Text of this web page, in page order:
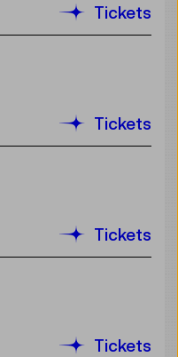
Tickets
Tickets
Tickets
Tickets